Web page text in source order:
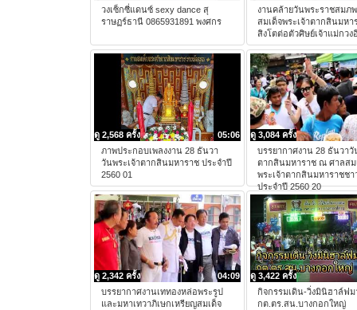
วงเซ็กซี่แดนซ์ sexy dance สุ
ราษฏร์ธานี 0865931891 พงศกร
งานคล้ายวันพระราชสมภ
สมเด็จพระเจ้าตากสินมหา
สิงโตต่อตัวศิษย์เจ้าแม่กวง
05:06
ดู 2,568 ครั้ง
ภาพประกอบเพลงงาน 28 ธันวา
วันพระเจ้าตากสินมหาราช ประจำปี
2560 01
ดู 3,084 ครั้ง
บรรยากาศงาน 28 ธันวาวั
ตากสินมหาราช ณ ศาลสม
พระเจ้าตากสินมหาราชช
ประจำปี 2560 20
04:09
ดู 2,342 ครั้ง
บรรยากาศงานเททองหล่อพระรูป
และมหาเทวาภิเษกเหรียญสมเด็จ
ดู 3,422 ครั้ง
กิจกรรมเดิน-วิ่งมินิฮาล์ฟ
กต.ตร.สน.บางกอกใหญ่